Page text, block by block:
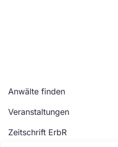
Anwälte finden
Veranstaltungen
Zeitschrift ErbR